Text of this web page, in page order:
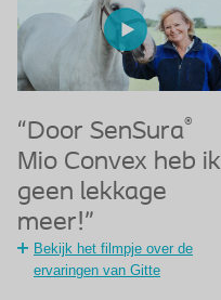
“Door SenSura®
Mio Convex heb ik
geen lekkage
meer!”
Bekijk het filmpje over de
ervaringen van Gitte